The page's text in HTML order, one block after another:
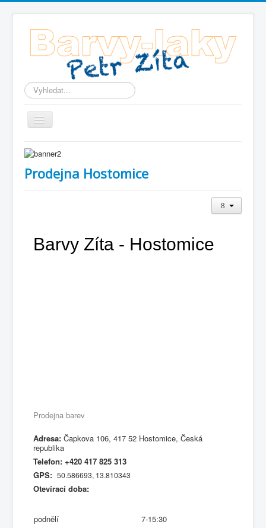
Vyhledávání...
Home
Novinky
Prodejna Hostomice
Barvy Zíta - Hostomice
Prodejna barev
Adresa: Čapkova 106, 417 52 Hostomice, Česká
republika
Telefon: +420 417 825 313
GPS: 50.586693, 13.810343
Otevírací doba:
podnělí
7-15:30